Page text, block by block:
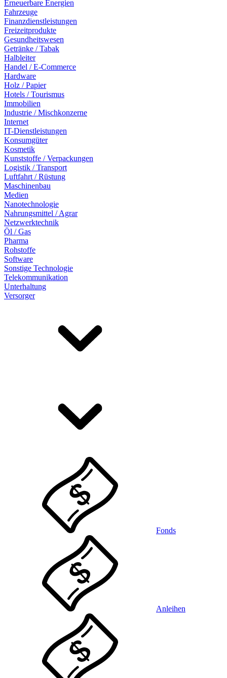
Erneuerbare Energien
Fahrzeuge
Finanzdienstleistungen
Freizeitprodukte
Gesundheitswesen
Getränke / Tabak
Halbleiter
Handel / E-Commerce
Hardware
Holz / Papier
Hotels / Tourismus
Immobilien
Industrie / Mischkonzerne
Internet
IT-Dienstleistungen
Konsumgüter
Kosmetik
Kunststoffe / Verpackungen
Logistik / Transport
Luftfahrt / Rüstung
Maschinenbau
Medien
Nanotechnologie
Nahrungsmittel / Agrar
Netzwerktechnik
Öl / Gas
Pharma
Rohstoffe
Software
Sonstige Technologie
Telekommunikation
Unterhaltung
Versorger
Fonds
Anleihen